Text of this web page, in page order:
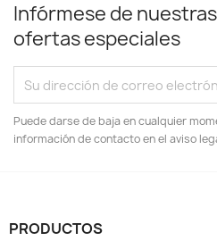
Infórmese de
ofertas especiales
Puede darse de baja en cualquier
información de contacto en el aviso
PRODUCTOS